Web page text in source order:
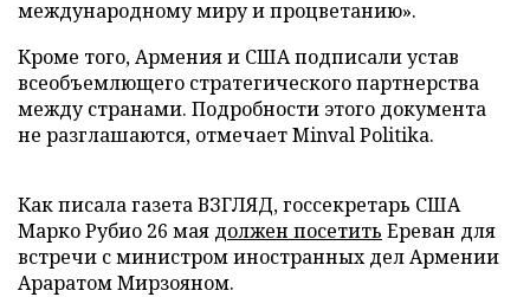
международному миру и процветанию».
Кроме того, Армения и США подписали устав
всеобъемлющего стратегического партнерства
между странами. Подробности этого документа
не разглашаются, отмечает Minval Politika.
Как писала газета ВЗГЛЯД, госсекретарь США
Марко Рубио 26 мая должен посетить Ереван для
встречи с министром иностранных дел Армении
Араратом Мирзояном.